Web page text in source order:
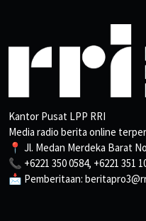
Kantor Pusat LPP RRI
Media radio berita online
📍 Jl. Medan Merdeka Barat
📞 +6221 350 0584, +6221 351
📩 Pemberitaan: